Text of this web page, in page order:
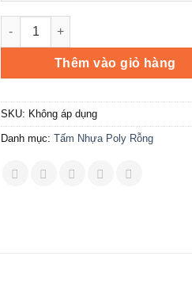
Tấm Polycarbonate Rỗng Ruột
Thêm vào giỏ hàng
SKU: Không áp dụng
Danh mục:Tấm Nhựa Poly Rỗng